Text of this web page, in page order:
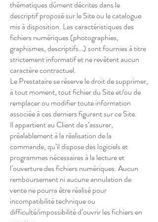
thématiques dûment décrites dans le
descriptif proposé sur le Site ou le catalogue
mis à disposition. Les caractéristiques des
fichiers numériques (photographies,
graphismes, descriptifs…) sont fournies à titre
strictement informatif et ne revêtent aucun
caractère contractuel.
Le Prestataire se réserve le droit de supprimer,
à tout moment, tout fichier du Site et/ou de
remplacer ou modifier toute information
associée à ces derniers figurant sur ce Site.
Il appartient au Client de s’assurer,
préalablement à la réalisation de la
commande, qu’il dispose des logiciels et
programmes nécessaires à la lecture et
l’ouverture des fichiers numériques. Aucun
remboursement ni aucune annulation de
vente ne pourra être réalisé pour
incompatibilité technique ou
difficulté/impossibilité d’ouvrir les fichiers en